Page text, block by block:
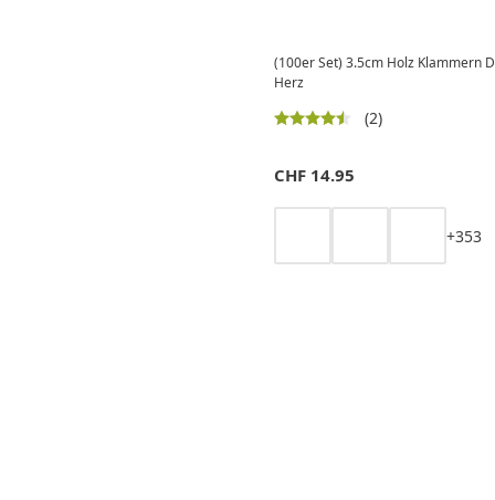
(100er Set) 3.5cm Holz Klammern
Herz
(2)
CHF 14.95
+353